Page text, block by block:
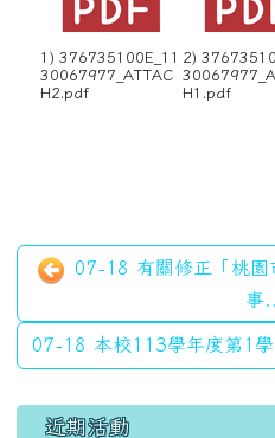
1) 376735100E_11
30067977_ATTAC
H2.pdf
2)
H1.pdf
07-18 有關修正「桃園
事...
07-18 本校113學年度第1學
左邊區域內容
近期活動